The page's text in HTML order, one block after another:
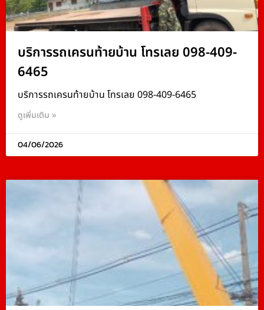
บริการรถเครนท้ายบ้าน โทรเลย 098-409-
6465
บริการรถเครนท้ายบ้าน โทรเลย 098-409-6465
ดูเพิ่มเติม »
04/06/2026